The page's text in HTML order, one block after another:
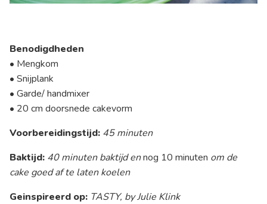
Benodigdheden
• Mengkom
• Snijplank
• Garde/ handmixer
• 20 cm doorsnede cakevorm
Voorbereidingstijd: 45 minuten
Baktijd: 40 minuten baktijd ennog 10 minuten om de
cake goed af te laten koelen
Geinspireerd op: TASTY, by Julie Klink